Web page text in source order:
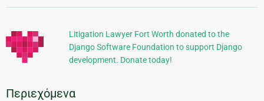
πληροφορίες
Litigation Lawyer Fort Worth donated to the
Django Software Foundation to support Django
development. Donate today!
Περιεχόμενα